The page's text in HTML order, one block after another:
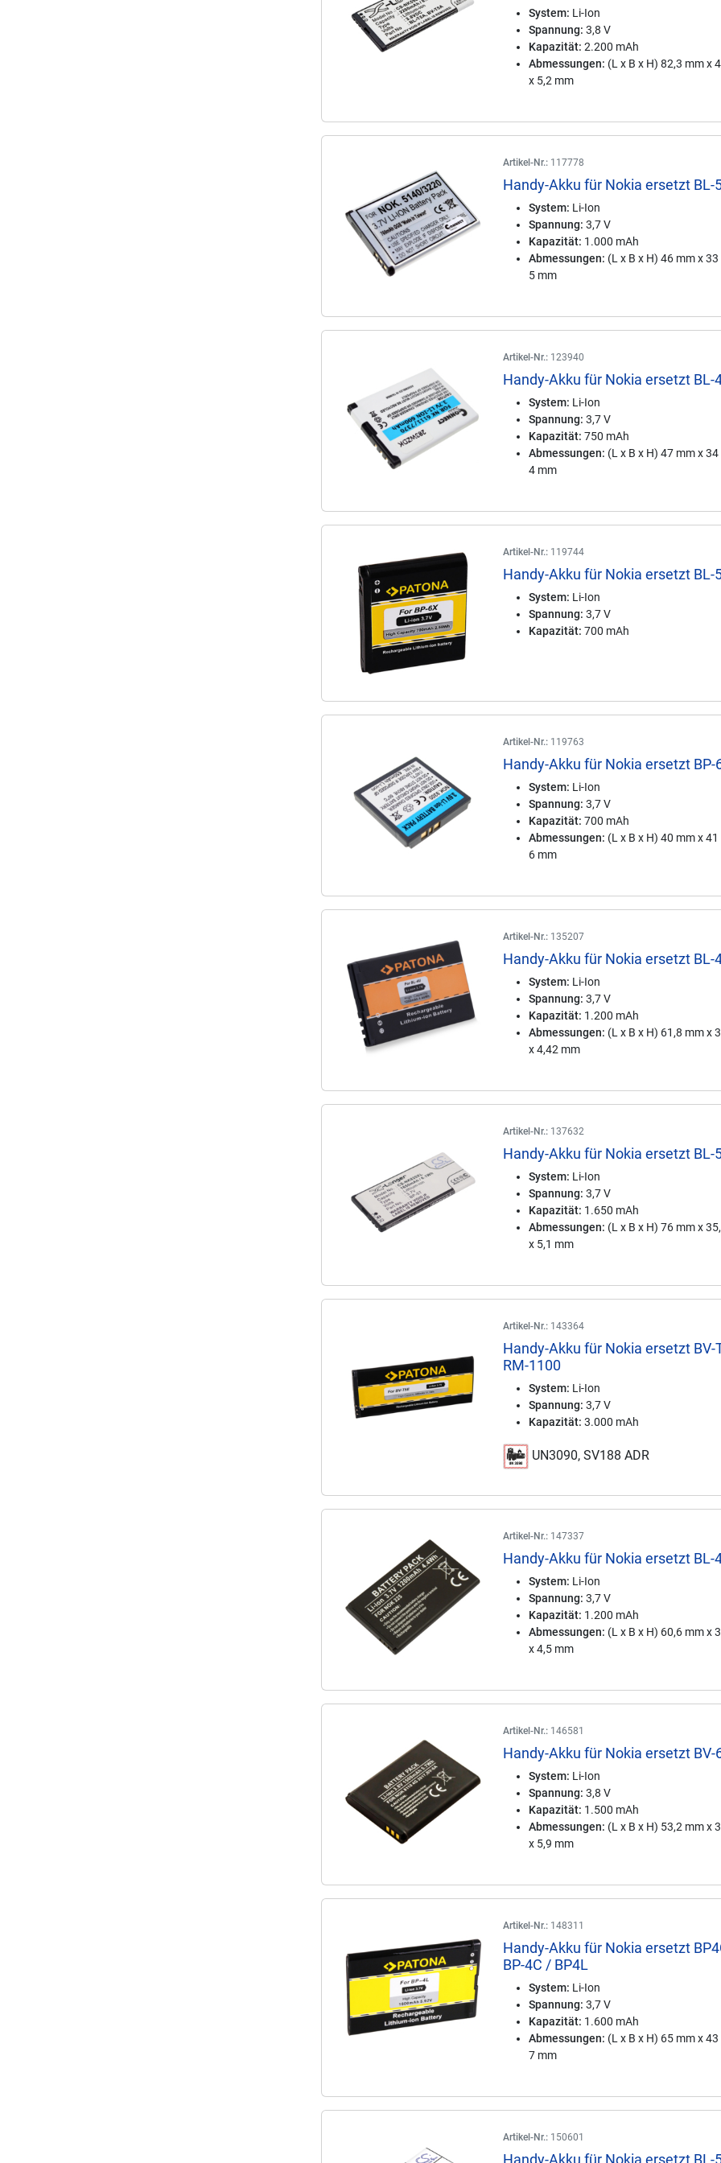
System: Li-Ion
Spannung: 3,8 V
Kapazität: 2.200 mAh
Abmessungen: (L x B x H) 82,3 mm x
x 5,2 mm
Artikel-Nr.: 117778
Handy-Akku für Nokia ersetzt BL-
System: Li-Ion
Spannung: 3,7 V
Kapazität: 1.000 mAh
Abmessungen: (L x B x H) 46 mm x
5 mm
Artikel-Nr.: 123940
Handy-Akku für Nokia ersetzt BL-
System: Li-Ion
Spannung: 3,7 V
Kapazität: 750 mAh
Abmessungen: (L x B x H) 47 mm x
4 mm
Artikel-Nr.: 119744
Handy-Akku für Nokia ersetzt BL-
System: Li-Ion
Spannung: 3,7 V
Kapazität: 700 mAh
Artikel-Nr.: 119763
Handy-Akku für Nokia ersetzt BP-
System: Li-Ion
Spannung: 3,7 V
Kapazität: 700 mAh
Abmessungen: (L x B x H) 40 mm x
6 mm
Artikel-Nr.: 135207
Handy-Akku für Nokia ersetzt BL-
System: Li-Ion
Spannung: 3,7 V
Kapazität: 1.200 mAh
Abmessungen: (L x B x H) 61,8 mm x
x 4,42 mm
Artikel-Nr.: 137632
Handy-Akku für Nokia ersetzt BL-
System: Li-Ion
Spannung: 3,7 V
Kapazität: 1.650 mAh
Abmessungen: (L x B x H) 76 mm x
x 5,1 mm
Artikel-Nr.: 143364
Handy-Akku für Nokia ersetzt BV-
RM-1100
System: Li-Ion
Spannung: 3,7 V
Kapazität: 3.000 mAh
UN3090, SV188 ADR
Artikel-Nr.: 147337
Handy-Akku für Nokia ersetzt BL-
System: Li-Ion
Spannung: 3,7 V
Kapazität: 1.200 mAh
Abmessungen: (L x B x H) 60,6 mm x
x 4,5 mm
Artikel-Nr.: 146581
Handy-Akku für Nokia ersetzt BV-
System: Li-Ion
Spannung: 3,8 V
Kapazität: 1.500 mAh
Abmessungen: (L x B x H) 53,2 mm x
x 5,9 mm
Artikel-Nr.: 148311
Handy-Akku für Nokia ersetzt
BP-4C / BP4L
System: Li-Ion
Spannung: 3,7 V
Kapazität: 1.600 mAh
Abmessungen: (L x B x H) 65 mm x
7 mm
Artikel-Nr.: 150601
Handy-Akku für Nokia ersetzt BL-